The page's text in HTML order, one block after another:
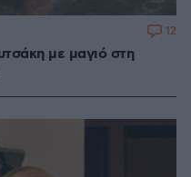
με μαγιό στη
12